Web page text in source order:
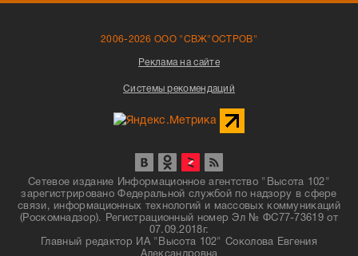
2006-2026 ООО "СВЖ"ОСТРОВ"
Реклама на сайте
Системы рекомендаций
Сетевое издание Информационное агентство "Высота 102"
зарегистрировано Федеральной службой по надзору в сфере
связи, информационных технологий и массовых коммуникаций
(Роскомнадзор). Регистрационный номер Эл № ФС77-73619 от
07.09.2018г.
Главный редактор ИА "Высота 102" Соколова Евгения